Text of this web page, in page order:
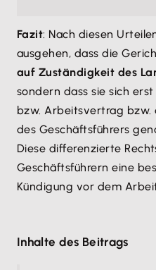
Fazit: Nach diesen
ausgehen, dass die
auf Zuständigkeit des
sondern dass sie sich
bzw. Arbeitsvertrag bzw.
des Geschäftsführers
Diese differenzierte
Geschäftsführern eine
Kündigung vor dem
Inhalte des Beitrags